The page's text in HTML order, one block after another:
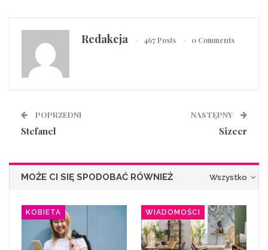
Redakcja 467 Posts 0 Comments
POPRZEDNI
Stefanel
NASTĘPNY
Sizeer
Wszystko
MOŻE CI SIĘ SPODOBAĆ RÓWNIEŻ
KOBIETA WIADOMOŚCI